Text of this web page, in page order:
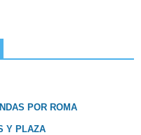
POR ROMA
Y PLAZA